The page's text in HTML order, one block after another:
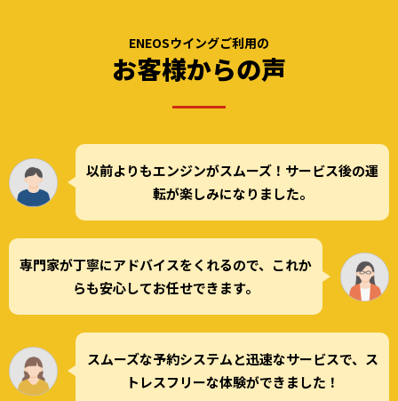
ENEOSウイングご利用の
お客様からの声
以前よりもエンジンがスムーズ！サービス後の運
転が楽しみになりました。
専門家が丁寧にアドバイスをくれるので、これか
らも安心してお任せできます。
スムーズな予約システムと迅速なサービスで、ス
トレスフリーな体験ができました！